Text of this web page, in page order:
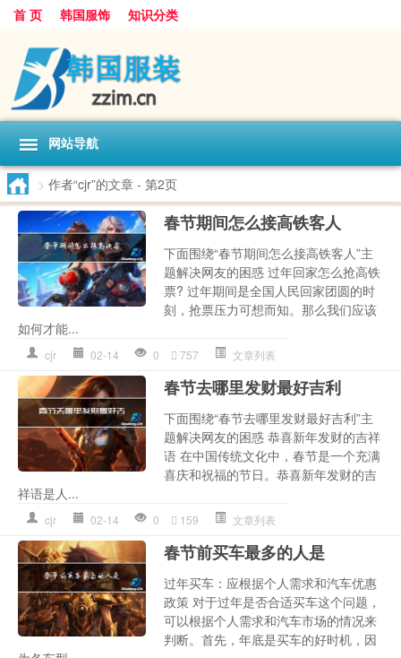
首 页 韩国服饰 知识分类
网站导航
> 作者“cjr”的文章 - 第2页
春节期间怎么接高铁客人
下面围绕“春节期间怎么接高铁客人”主
题解决网友的困惑 过年回家怎么抢高铁
票? 过年期间是全国人民回家团圆的时
刻，抢票压力可想而知。那么我们应该
如何才能...
cjr 02-14 0 757 文章列表
春节去哪里发财最好吉利
下面围绕“春节去哪里发财最好吉利”主
题解决网友的困惑 恭喜新年发财的吉祥
语 在中国传统文化中，春节是一个充满
喜庆和祝福的节日。恭喜新年发财的吉
祥语是人...
cjr 02-14 0 159 文章列表
春节前买车最多的人是
过年买车：应根据个人需求和汽车优惠
政策 对于过年是否合适买车这个问题，
可以根据个人需求和汽车市场的情况来
判断。首先，年底是买车的好时机，因